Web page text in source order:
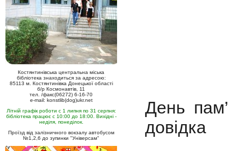
Костянтинівська центральна міська
бібліотека знаходиться за адресою:
85113 м. Костянтинівка Донецької області
б/р Космонавтів, 11
тел. /факс(06272) 6-16-70
e-mail: konstlib(dog)ukr.net
Літній графік роботи с 1 липня по 31 серпня:
бібліотека працює с 10:00 до 18:00. Вихідні -
неділя, понеділок.
Проїзд від залізничного вокзалу автобусом
№1,2,6 до зупинки "Універсам"
День
довідка